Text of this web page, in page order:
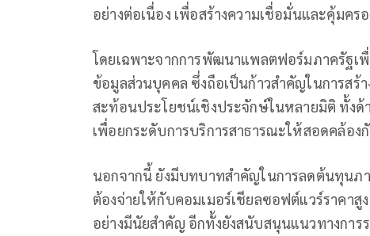
อย่างต่อเนื่อง เพื่อสร้างความเชื่อมั่นและคุ้มค
โดยเฉพาะจากการพัฒนาแพลตฟอร์มภาครัฐ
ข้อมูลส่วนบุคคล ซึ่งถือเป็นก้าวสำคัญในการส
สะท้อนประโยชน์เชิงประจักษ์ในหลายมิติ ทั้ง
เพื่อยกระดับการบริการสาธารณะให้สอดคล้อ
นอกจากนี้ ยังมีบทบาทสำคัญในการลดต้นทุนภ
ต้องจ่ายให้กับคอมเมอร์เชียลซอฟต์แวร์ราคา
อย่างมีนัยสำคัญ อีกทั้งยังสนับสนุนแนวทางกา